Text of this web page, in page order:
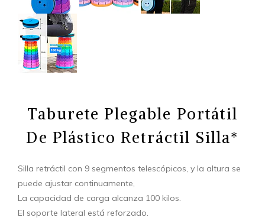
Taburete Plegable Portátil
De Plástico Retráctil Silla*
Silla retráctil con 9 segmentos telescópicos, y la altura se
puede ajustar continuamente,
La capacidad de carga alcanza 100 kilos.
El soporte lateral está reforzado.